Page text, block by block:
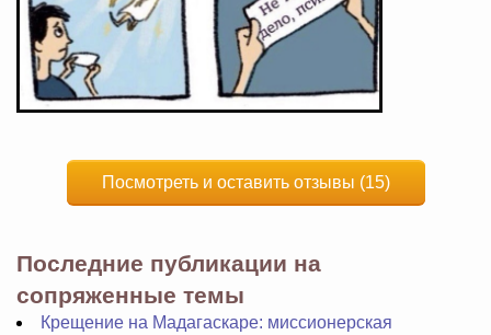
Посмотреть и оставить отзывы (15)
Последние публикации на
сопряженные темы
Крещение на Мадагаскаре: миссионерская